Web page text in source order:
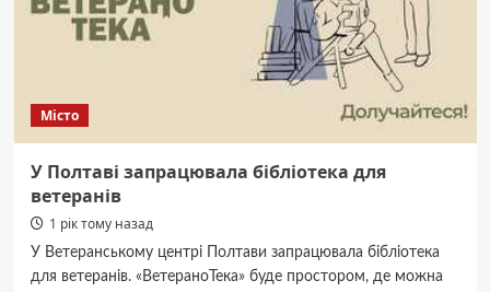
Місто
У Полтаві запрацювала бібліотека для
ветеранів
1 рік тому назад
У Ветеранському центрі Полтави запрацювала бібліотека
для ветеранів. «ВетераноТека» буде простором, де можна